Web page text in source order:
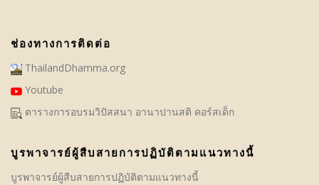
ช่องทางการติดต่อ
ThailandDhamma.org
Youtube
ตารางการอบรมวิปัสสนา อานาปานสติ คอร์สเด็ก
บูรพาจารย์ผู้สืบสายการปฏิบัติตามแนวทางนี้
บูรพาจารย์ผู้สืบสายการปฏิบัติตามแนวทางนี้